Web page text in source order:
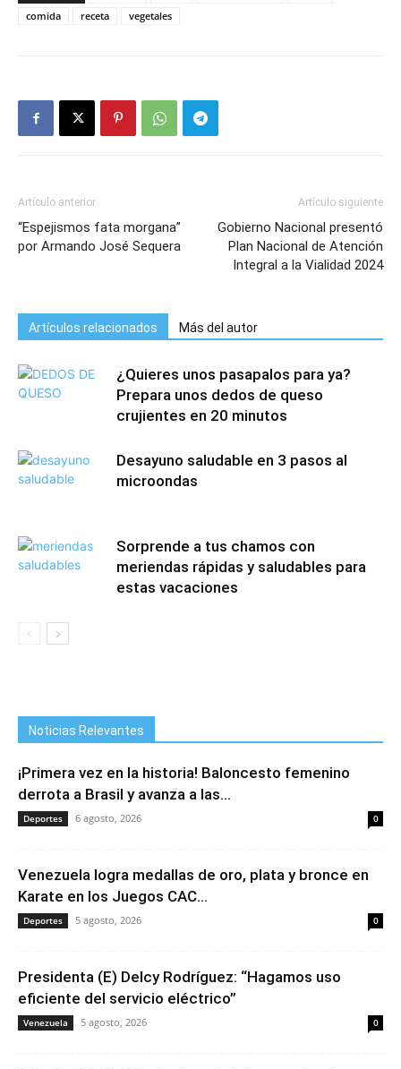
comida
receta vegetales
Artículo anterior
“Espejismos fata morgana”
por Armando José Sequera
Artículo siguiente
Gobierno Nacional presentó
Plan Nacional de Atención
Integral a la Vialidad 2024
Artículos relacionados Más del autor
¿Quieres unos pasapalos para ya?
Prepara unos dedos de queso
crujientes en 20 minutos
Desayuno saludable en 3 pasos al
microondas
Sorprende a tus chamos con
meriendas rápidas y saludables para
estas vacaciones
Noticias Relevantes
¡Primera vez en la historia! Baloncesto femenino
derrota a Brasil y avanza a las...
Deportes 6 agosto, 2026 0
Venezuela logra medallas de oro, plata y bronce en
Karate en los Juegos CAC...
Deportes 5 agosto, 2026 0
Presidenta (E) Delcy Rodríguez: “Hagamos uso
eficiente del servicio eléctrico”
Venezuela 5 agosto, 2026 0